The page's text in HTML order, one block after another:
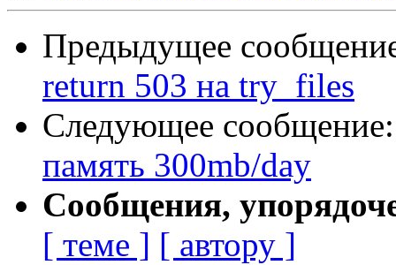
Предыдущее
return 503 на try_files
Следующее
память 300mb/day
Сообщения,
[ теме ] [ автору ]